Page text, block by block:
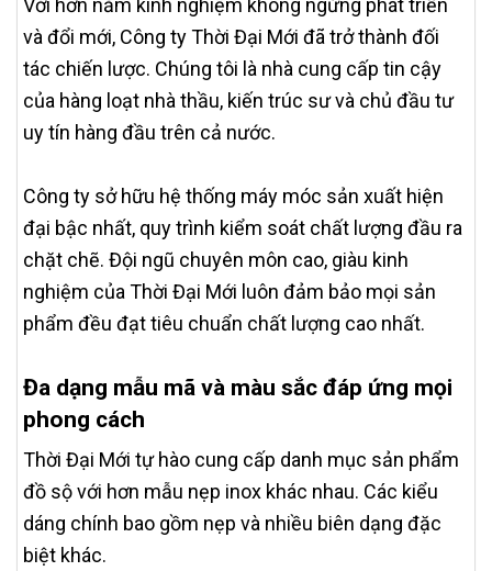
Với hơn năm kinh nghiệm không ngừng phát triển
và đổi mới, Công ty Thời Đại Mới đã trở thành đối
tác chiến lược. Chúng tôi là nhà cung cấp tin cậy
của hàng loạt nhà thầu, kiến trúc sư và chủ đầu tư
uy tín hàng đầu trên cả nước.
Công ty sở hữu hệ thống máy móc sản xuất hiện
đại bậc nhất, quy trình kiểm soát chất lượng đầu ra
chặt chẽ. Đội ngũ chuyên môn cao, giàu kinh
nghiệm của Thời Đại Mới luôn đảm bảo mọi sản
phẩm đều đạt tiêu chuẩn chất lượng cao nhất.
Đa dạng mẫu mã và màu sắc đáp ứng mọi
phong cách
Thời Đại Mới tự hào cung cấp danh mục sản phẩm
đồ sộ với hơn mẫu nẹp inox khác nhau. Các kiểu
dáng chính bao gồm nẹp và nhiều biên dạng đặc
biệt khác.